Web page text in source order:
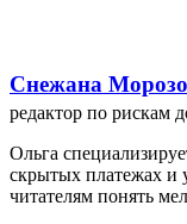
Снежана
редактор по рискам
Ольга
скрытых платежах и
читателям понять